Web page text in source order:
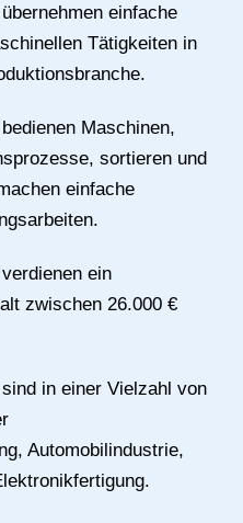
einfache
Tätigkeiten in
Maschinen,
sortieren und
einfache
ein
zwischen 26.000 €
in einer Vielzahl von
Automobilindustrie,